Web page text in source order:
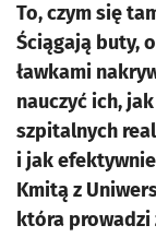
To, czym się
Ściągają buty,
ławkami
nauczyć ich,
szpitalnych
i jak
Kmitą z
która prowadzi